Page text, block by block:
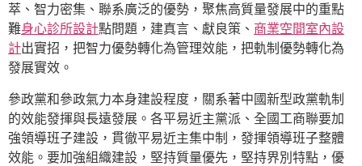
萃、智力密集、聯系廣泛的優勢，聚焦高質量發展中的重點
難身心診所設計點問題，建真言、獻良策、 商業空間室內設
計出實招，把智力優勢轉化為管理效能，把軌制優勢轉化為
發展實效。
參政黨和參政氣力本身建設程度，關系著中國新型政黨軌制
的效能發揮與長遠發展。各平易近主黨派、全國工商聯要加
強領導班子建設，貫徹平易近主集中制，發揮領導班子整體
效能。要加強組織建設，堅持質量優先，堅持界別特點，優